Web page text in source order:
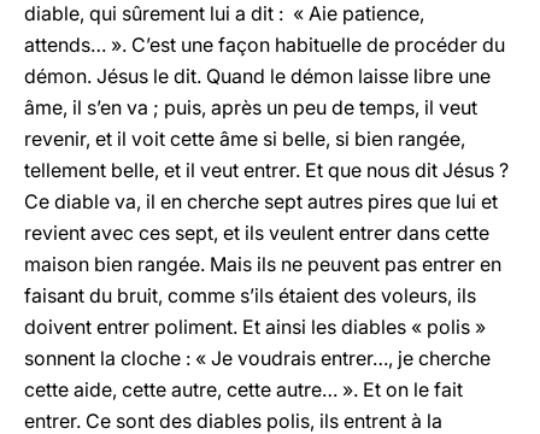
diable, qui sûrement lui a dit : « Aie patience,
attends… ». C’est une façon habituelle de procéder du
démon. Jésus le dit. Quand le démon laisse libre une
âme, il s’en va ; puis, après un peu de temps, il veut
revenir, et il voit cette âme si belle, si bien rangée,
tellement belle, et il veut entrer. Et que nous dit Jésus ?
Ce diable va, il en cherche sept autres pires que lui et
revient avec ces sept, et ils veulent entrer dans cette
maison bien rangée. Mais ils ne peuvent pas entrer en
faisant du bruit, comme s’ils étaient des voleurs, ils
doivent entrer poliment. Et ainsi les diables « polis »
sonnent la cloche : « Je voudrais entrer…, je cherche
cette aide, cette autre, cette autre… ». Et on le fait
entrer. Ce sont des diables polis, ils entrent à la